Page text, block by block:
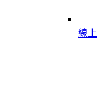
線上